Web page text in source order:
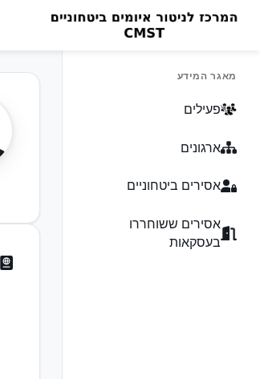
מאגר המידע
פעילים
ארגונים
אסירים ביטחוניים
אסירים ששוחררו
בעסקאות